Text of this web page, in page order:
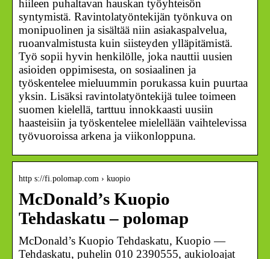
hiileen puhaltavan hauskan työyhteisön
syntymistä. Ravintolatyöntekijän työnkuva on
monipuolinen ja sisältää niin asiakaspalvelua,
ruoanvalmistusta kuin siisteyden ylläpitämistä.
Työ sopii hyvin henkilölle, joka nauttii uusien
asioiden oppimisesta, on sosiaalinen ja
työskentelee mieluummin porukassa kuin puurtaa
yksin. Lisäksi ravintolatyöntekijä tulee toimeen
suomen kielellä, tarttuu innokkaasti uusiin
haasteisiin ja työskentelee mielellään vaihtelevissa
työvuoroissa arkena ja viikonloppuna.
http s://fi.polomap.com › kuopio
McDonald’s Kuopio
Tehdaskatu – polomap
McDonald’s Kuopio Tehdaskatu, Kuopio —
Tehdaskatu, puhelin 010 2390555, aukioloajat